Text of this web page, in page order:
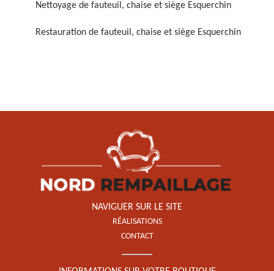
Restauration de fauteuil,
Nettoyage de fauteuil, chaise et siège Esquerchin
Restauration de fauteuil, chaise et siège Esquerchin
NAVIGUER SUR LE SITE
RÉALISATIONS
CONTACT